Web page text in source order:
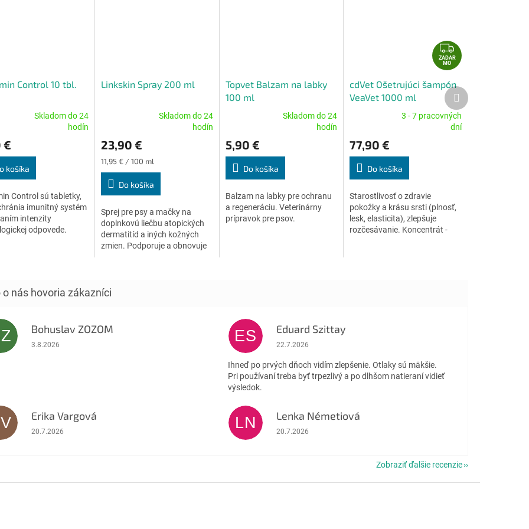
Control 10 tbl.
Skladom do 24
hodín
€
košíka
Control sú tabletky,
imunitný systém
intenzity
odpovede.
Linkskin Spray 200 ml
produktu
5,0
Skladom do 24
hodín
23,90 €
Jednotková
cena:
11,95 € / 100 ml
Do košíka
Sprej pre psy a mačky na
doplnkovú liečbu atopických
dermatitíd a iných kožných
zmien. Podporuje a obnovuje
Topvet Balzam na labky
100 ml
produktu
je
4,7
z
hviezdičiek.
Skladom do 24
hodín
5,90 €
Do košíka
Balzam na labky pre ochranu
a regeneráciu. Veterinárny
prípravok pre psov.
Z
A
A
R
M
O
ZADAR
MO
cdVet Ošetrujúci šampón
VeaVet 1000 ml
produktu
je
5,0
z
hviezdičiek.
3 - 7 pracovných
dní
77,90 €
Do košíka
Starostlivosť o zdravie
pokožky a krásu srsti (plnosť,
lesk, elasticita), zlepšuje
rozčesávanie. Koncentrát -
Ďalší
produkt
Bohuslav ZOZOM
Hodnotenie obchodu je 5 z 5 hviezdičiek.
3.8.2026 ES Eduard Szittay
Hodnotenie obchodu je 5 z 5 hviezdičiek.
22.7.2026
Ihneď po prvých dňoch vidím zlepšenie. Otlaky sú mäkšie.
Pri používaní treba byť trpezlivý a po dlhšom natieraní vidieť
výsledok.
Erika Vargová
Hodnotenie obchodu je 5 z 5 hviezdičiek.
20.7.2026 LN Lenka Németiová
Hodnotenie obchodu je 5 z 5 hviezdičiek.
20.7.2026
Zobraziť ďalšie recenzie